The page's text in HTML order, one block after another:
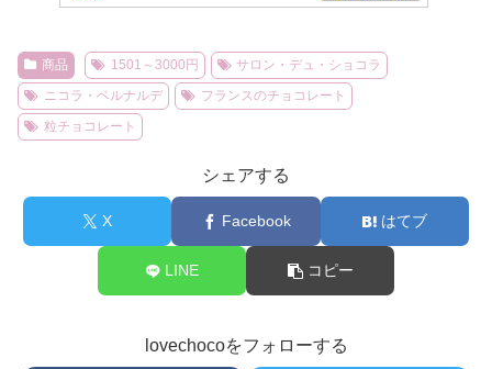
商品 1501～3000円
サロン・デュ・ショコラ
ニコラ・ベルナルデ
フランスのチョコレート
粒チョコレート
シェアする
X Facebook はてブ
LINE コピー
lovechocoをフォローする